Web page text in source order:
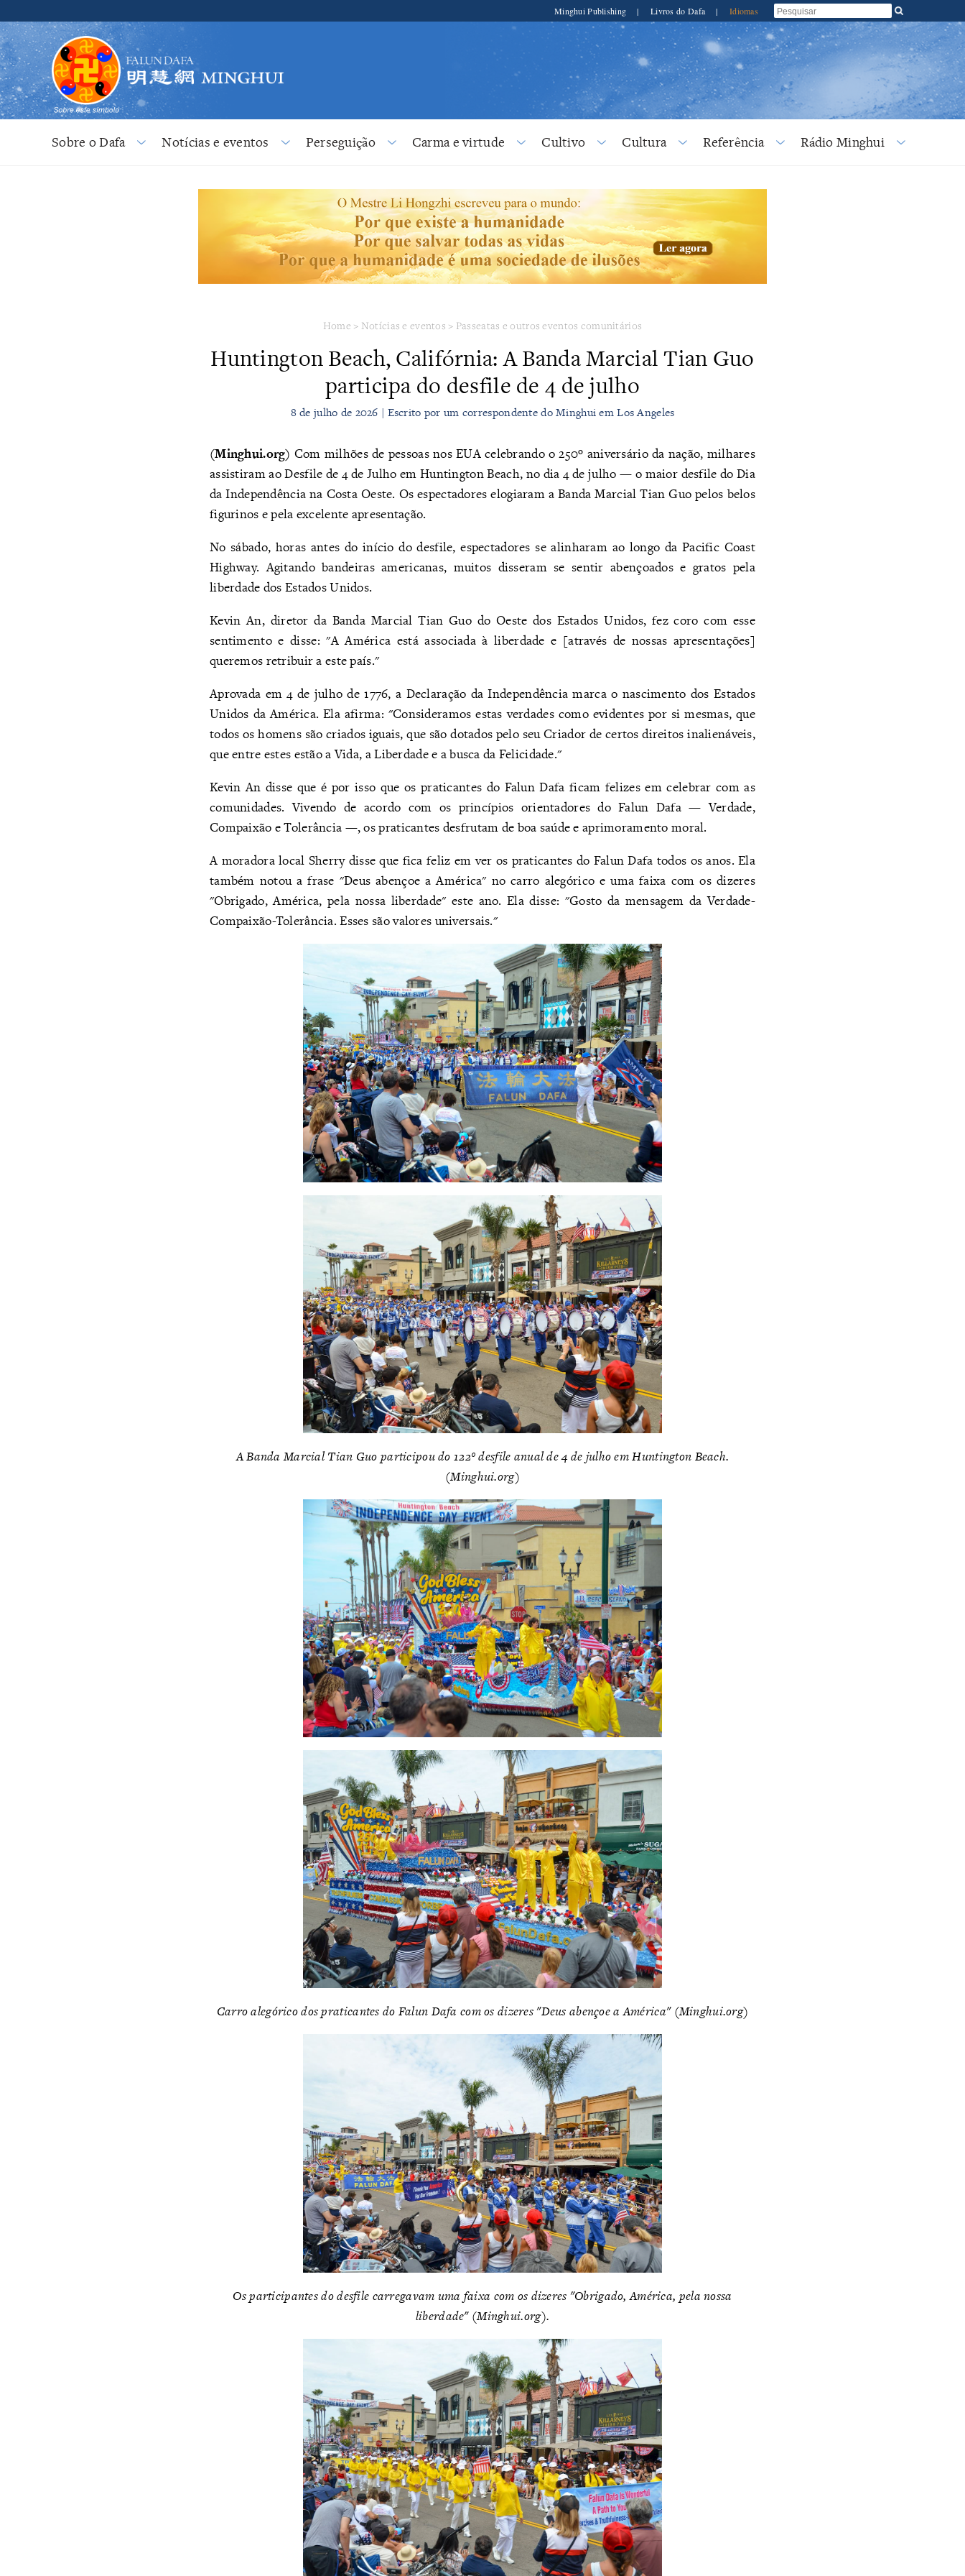
Minghui Publishing | Livros do Dafa | Idiomas
Sobre o Dafa Notícias e eventos Perseguição Carma e virtude Cultivo Cultura Referência Rádio Minghui
Home > Notícias e eventos > Passeatas e outros eventos comunitários
Huntington Beach, Califórnia: A Banda Marcial Tian Guo
participa do desfile de 4 de julho
8 de julho de 2026 | Escrito por um correspondente do Minghui em Los Angeles
(Minghui.org) Com milhões de pessoas nos EUA celebrando o 250º aniversário da nação, milhares
assistiram ao Desfile de 4 de Julho em Huntington Beach, no dia 4 de julho — o maior desfile do Dia
da Independência na Costa Oeste. Os espectadores elogiaram a Banda Marcial Tian Guo pelos belos
figurinos e pela excelente apresentação.
No sábado, horas antes do início do desfile, espectadores se alinharam ao longo da Pacific Coast
Highway. Agitando bandeiras americanas, muitos disseram se sentir abençoados e gratos pela
liberdade dos Estados Unidos.
Kevin An, diretor da Banda Marcial Tian Guo do Oeste dos Estados Unidos, fez coro com esse
sentimento e disse: "A América está associada à liberdade e [através de nossas apresentações]
queremos retribuir a este país."
Aprovada em 4 de julho de 1776, a Declaração da Independência marca o nascimento dos Estados
Unidos da América. Ela afirma: "Consideramos estas verdades como evidentes por si mesmas, que
todos os homens são criados iguais, que são dotados pelo seu Criador de certos direitos inalienáveis,
que entre estes estão a Vida, a Liberdade e a busca da Felicidade."
Kevin An disse que é por isso que os praticantes do Falun Dafa ficam felizes em celebrar com as
comunidades. Vivendo de acordo com os princípios orientadores do Falun Dafa — Verdade,
Compaixão e Tolerância —, os praticantes desfrutam de boa saúde e aprimoramento moral.
A moradora local Sherry disse que fica feliz em ver os praticantes do Falun Dafa todos os anos. Ela
também notou a frase "Deus abençoe a América" no carro alegórico e uma faixa com os dizeres
"Obrigado, América, pela nossa liberdade" este ano. Ela disse: "Gosto da mensagem da Verdade-
Compaixão-Tolerância. Esses são valores universais."
A Banda Marcial Tian Guo participou do 122º desfile anual de 4 de julho em Huntington Beach.
(Minghui.org)
Carro alegórico dos praticantes do Falun Dafa com os dizeres "Deus abençoe a América" (Minghui.org)
Os participantes do desfile carregavam uma faixa com os dizeres "Obrigado, América, pela nossa
liberdade" (Minghui.org).